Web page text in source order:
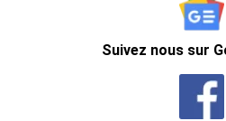
Suivez nous sur